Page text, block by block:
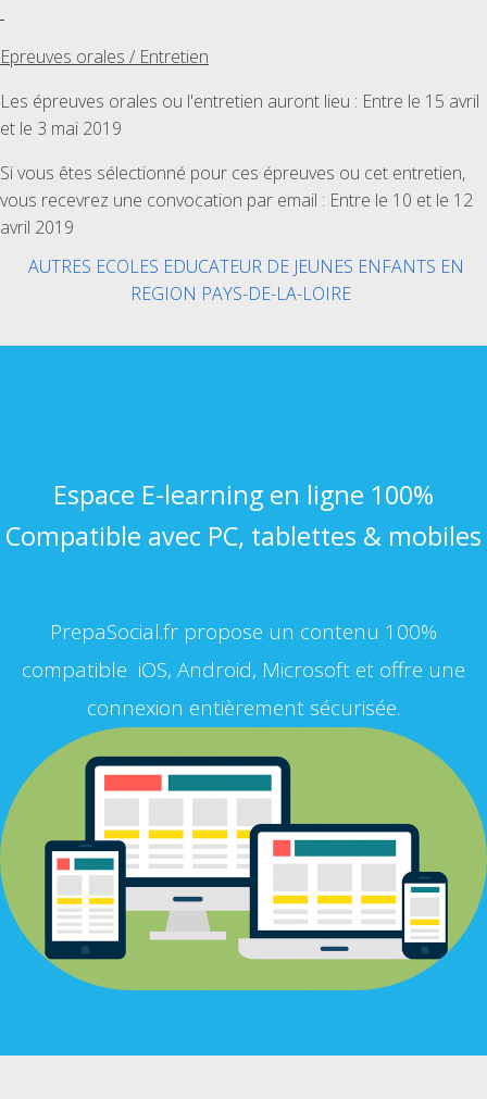
Epreuves orales / Entretien
Les épreuves orales ou l'entretien auront lieu : Entre le 15 avril
et le 3 mai 2019
Si vous êtes sélectionné pour ces épreuves ou cet entretien,
vous recevrez une convocation par email : Entre le 10 et le 12
avril 2019
AUTRES ECOLES EDUCATEUR DE JEUNES ENFANTS EN
REGION PAYS-DE-LA-LOIRE
Espace E-learning en ligne 100%
Compatible avec PC, tablettes & mobiles
PrepaSocial.fr propose un contenu 100%
compatible iOS, Android, Microsoft et offre une
connexion entièrement sécurisée.